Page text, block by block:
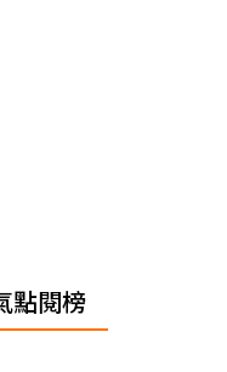
點閱榜